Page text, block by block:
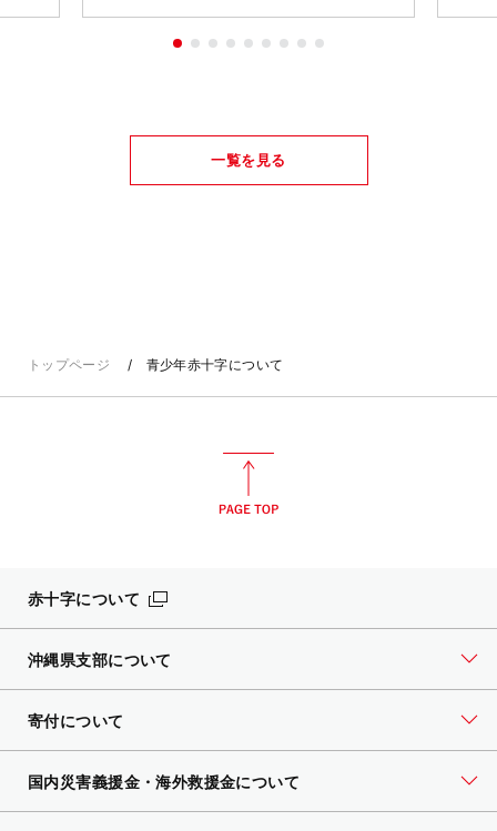
一覧を見る
トップページ 青少年赤十字について
赤十字について
沖縄県支部について
寄付について
国内災害義援金・海外救援金について